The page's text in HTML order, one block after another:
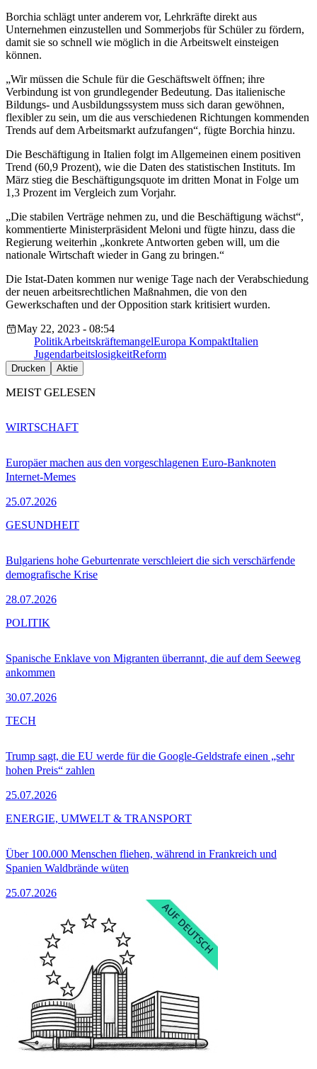
Borchia schlägt unter anderem vor, Lehrkräfte direkt aus
Unternehmen einzustellen und Sommerjobs für Schüler zu fördern,
damit sie so schnell wie möglich in die Arbeitswelt einsteigen
können.
„Wir müssen die Schule für die Geschäftswelt öffnen; ihre
Verbindung ist von grundlegender Bedeutung. Das italienische
Bildungs- und Ausbildungssystem muss sich daran gewöhnen,
flexibler zu sein, um die aus verschiedenen Richtungen kommenden
Trends auf dem Arbeitsmarkt aufzufangen“, fügte Borchia hinzu.
Die Beschäftigung in Italien folgt im Allgemeinen einem positiven
Trend (60,9 Prozent), wie die Daten des statistischen Instituts. Im
März stieg die Beschäftigungsquote im dritten Monat in Folge um
1,3 Prozent im Vergleich zum Vorjahr.
„Die stabilen Verträge nehmen zu, und die Beschäftigung wächst“,
kommentierte Ministerpräsident Meloni und fügte hinzu, dass die
Regierung weiterhin „konkrete Antworten geben will, um die
nationale Wirtschaft wieder in Gang zu bringen.“
Die Istat-Daten kommen nur wenige Tage nach der Verabschiedung
der neuen arbeitsrechtlichen Maßnahmen, die von den
Gewerkschaften und der Opposition stark kritisiert wurden.
May 22, 2023 - 08:54
PolitikArbeitskräftemangelEuropa KompaktItalien
JugendarbeitslosigkeitReform
Drucken Aktie
MEIST GELESEN
Europäer machen aus den vorgeschlagenen Euro-Banknoten
Internet-Memes
25.07.2026
WIRTSCHAFT
Bulgariens hohe Geburtenrate verschleiert die sich verschärfende
demografische Krise
28.07.2026
GESUNDHEIT
Spanische Enklave von Migranten überrannt, die auf dem Seeweg
ankommen
30.07.2026
POLITIK
Trump sagt, die EU werde für die Google-Geldstrafe einen „sehr
hohen Preis“ zahlen
25.07.2026
TECH
Über 100.000 Menschen fliehen, während in Frankreich und
Spanien Waldbrände wüten
25.07.2026
ENERGIE, UMWELT & TRANSPORT